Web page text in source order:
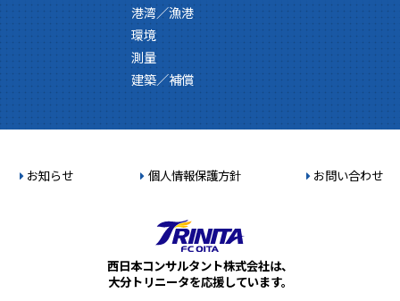
港湾／漁港
環境
測量
建築／補償
お知らせ 個人情報保護方針 お問い合わせ
西日本コンサルタント株式会社は、
大分トリニータを応援しています。